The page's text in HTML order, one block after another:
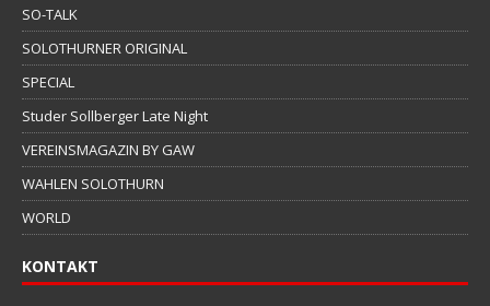
SO-TALK
SOLOTHURNER ORIGINAL
SPECIAL
Studer Sollberger Late Night
VEREINSMAGAZIN BY GAW
WAHLEN SOLOTHURN
WORLD
KONTAKT